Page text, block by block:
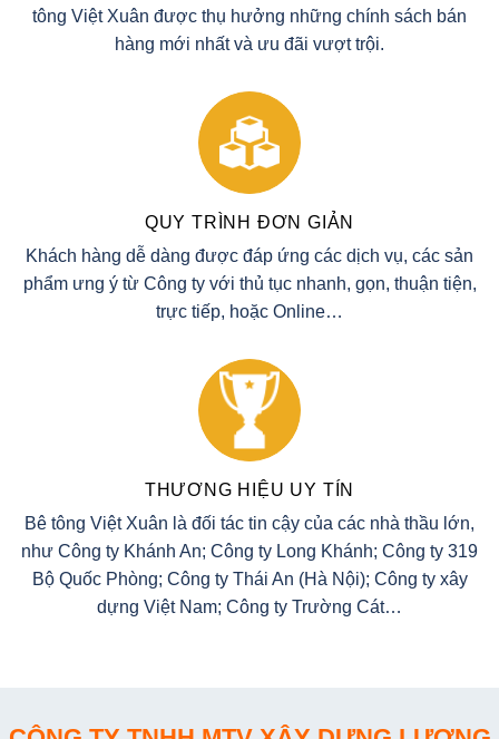
tông Việt Xuân được thụ hưởng những chính sách bán
hàng mới nhất và ưu đãi vượt trội.
QUY TRÌNH ĐƠN GIẢN
Khách hàng dễ dàng được đáp ứng các dịch vụ, các sản
phẩm ưng ý từ Công ty với thủ tục nhanh, gọn, thuận tiện,
trực tiếp, hoặc Online…
THƯƠNG HIỆU UY TÍN
Bê tông Việt Xuân là đối tác tin cậy của các nhà thầu lớn,
như Công ty Khánh An; Công ty Long Khánh; Công ty 319
Bộ Quốc Phòng; Công ty Thái An (Hà Nội); Công ty xây
dựng Việt Nam; Công ty Trường Cát…